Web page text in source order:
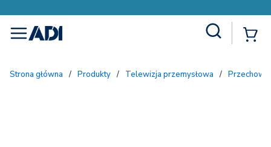
menu
Strona główna / Produkty / Telewizja przemysłowa /